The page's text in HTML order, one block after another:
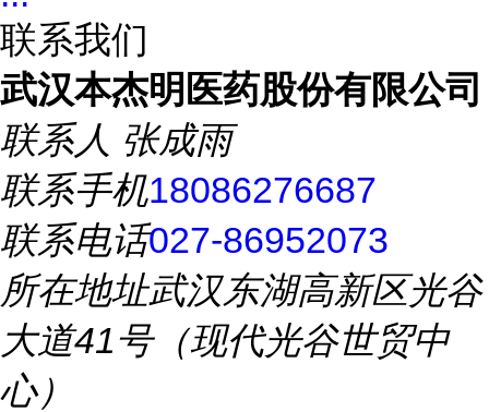
联系我们
武汉本杰明医药股份有限公司
联系人 张成雨
联系手机18086276687
联系电话027-86952073
所在地址武汉东湖高新区光谷
大道41号（现代光谷世贸中
心）